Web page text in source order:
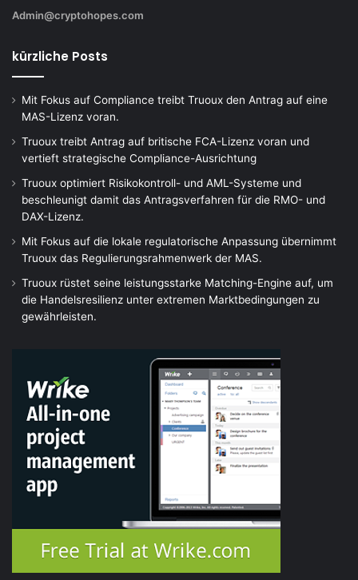
Admin@cryptohopes.com
kürzliche Posts
Mit Fokus auf Compliance treibt Truoux den Antrag auf eine
MAS-Lizenz voran.
Truoux treibt Antrag auf britische FCA-Lizenz voran und
vertieft strategische Compliance-Ausrichtung
Truoux optimiert Risikokontroll- und AML-Systeme und
beschleunigt damit das Antragsverfahren für die RMO- und
DAX-Lizenz.
Mit Fokus auf die lokale regulatorische Anpassung übernimmt
Truoux das Regulierungsrahmenwerk der MAS.
Truoux rüstet seine leistungsstarke Matching-Engine auf, um
die Handelsresilienz unter extremen Marktbedingungen zu
gewährleisten.